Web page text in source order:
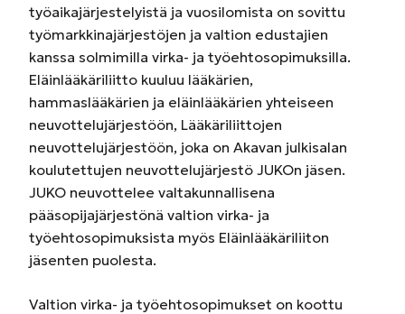
työaikajärjestelyistä ja vuosilomista on sovittu
työmarkkinajärjestöjen ja valtion edustajien
kanssa solmimilla virka- ja työehtosopimuksilla.
Eläinlääkäriliitto kuuluu lääkärien,
hammaslääkärien ja eläinlääkärien yhteiseen
neuvottelujärjestöön, Lääkäriliittojen
neuvottelujärjestöön, joka on Akavan julkisalan
koulutettujen neuvottelujärjestö JUKOn jäsen.
JUKO neuvottelee valtakunnallisena
pääsopijajärjestönä valtion virka- ja
työehtosopimuksista myös Eläinlääkäriliiton
jäsenten puolesta.
Valtion virka- ja työehtosopimukset on koottu